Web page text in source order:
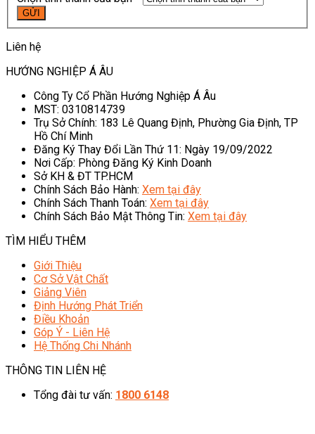
Liên hệ
HƯỚNG NGHIỆP Á ÂU
Công Ty Cổ Phần Hướng Nghiệp Á Âu
MST: 0310814739
Trụ Sở Chính: 183 Lê Quang Định, Phường Gia Định, TP
Hồ Chí Minh
Đăng Ký Thay Đổi Lần Thứ 11: Ngày 19/09/2022
Nơi Cấp: Phòng Đăng Ký Kinh Doanh
Sở KH & ĐT TP.HCM
Chính Sách Bảo Hành: Xem tại đây
Chính Sách Thanh Toán: Xem tại đây
Chính Sách Bảo Mật Thông Tin: Xem tại đây
TÌM HIỂU THÊM
Giới Thiệu
Cơ Sở Vật Chất
Giảng Viên
Định Hướng Phát Triển
Điều Khoản
Góp Ý - Liên Hệ
Hệ Thống Chi Nhánh
THÔNG TIN LIÊN HỆ
Tổng đài tư vấn: 1800 6148